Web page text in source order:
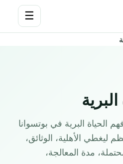
☰
البرية في بوتسوانا
ليغطي الأهلية، الوثائق،
مدة المعالجة،